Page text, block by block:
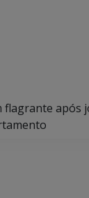
flagrante após